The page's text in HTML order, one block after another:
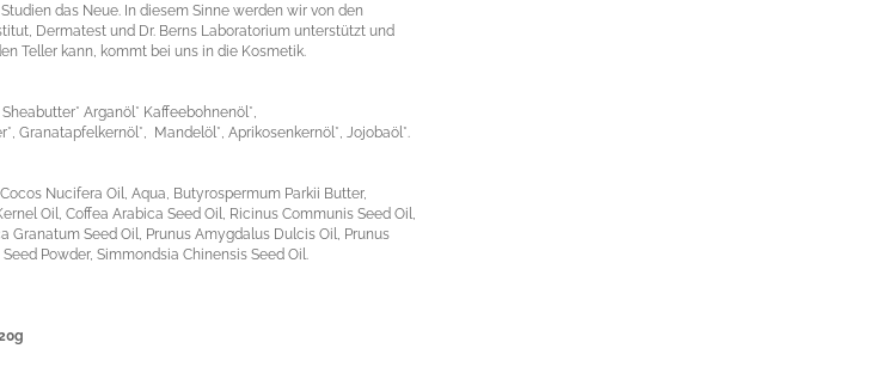
das Neue. In diesem Sinne werden wir von den
Dermatest und Dr. Berns Laboratorium unterstützt und
Teller kann, kommt bei uns in die Kosmetik.
Arganöl* Kaffeebohnenöl*,
Granatapfelkernöl*, Mandelöl*, Aprikosenkernöl*, Jojobaöl*.
Nucifera Oil, Aqua, Butyrospermum Parkii Butter,
Oil, Coffea Arabica Seed Oil, Ricinus Communis Seed Oil,
Granatum Seed Oil, Prunus Amygdalus Dulcis Oil, Prunus
Powder, Simmondsia Chinensis Seed Oil.